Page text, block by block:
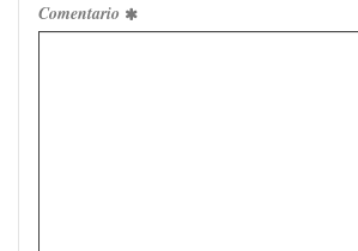
Comentario